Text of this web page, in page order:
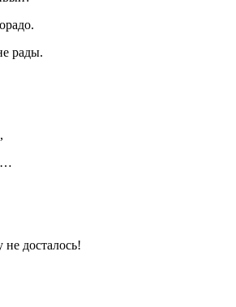
рады.
досталось!